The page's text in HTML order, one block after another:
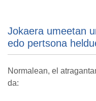
Jokaera umeetan
edo pertsona
Normalean, el
da: